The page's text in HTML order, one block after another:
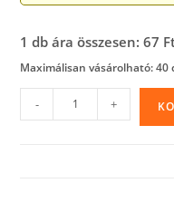
1 db ára összesen: 67
Maximálisan vásárolható: 40
Jegyzettömb
öntapadó,
- +